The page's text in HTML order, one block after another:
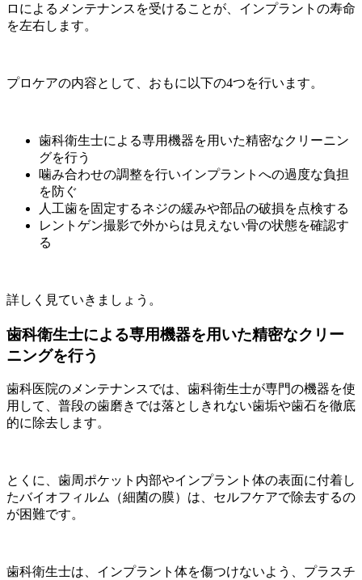
ロによるメンテナンスを受けることが、インプラントの寿命
を左右します。
プロケアの内容として、おもに以下の4つを行います。
歯科衛生士による専用機器を用いた精密なクリーニン
グを行う
噛み合わせの調整を行いインプラントへの過度な負担
を防ぐ
人工歯を固定するネジの緩みや部品の破損を点検する
レントゲン撮影で外からは見えない骨の状態を確認す
る
詳しく見ていきましょう。
歯科衛生士による専用機器を用いた精密なクリー
ニングを行う
歯科医院のメンテナンスでは、歯科衛生士が専門の機器を使
用して、普段の歯磨きでは落としきれない歯垢や歯石を徹底
的に除去します。
とくに、歯周ポケット内部やインプラント体の表面に付着し
たバイオフィルム（細菌の膜）は、セルフケアで除去するの
が困難です。
歯科衛生士は、インプラント体を傷つけないよう、プラスチ